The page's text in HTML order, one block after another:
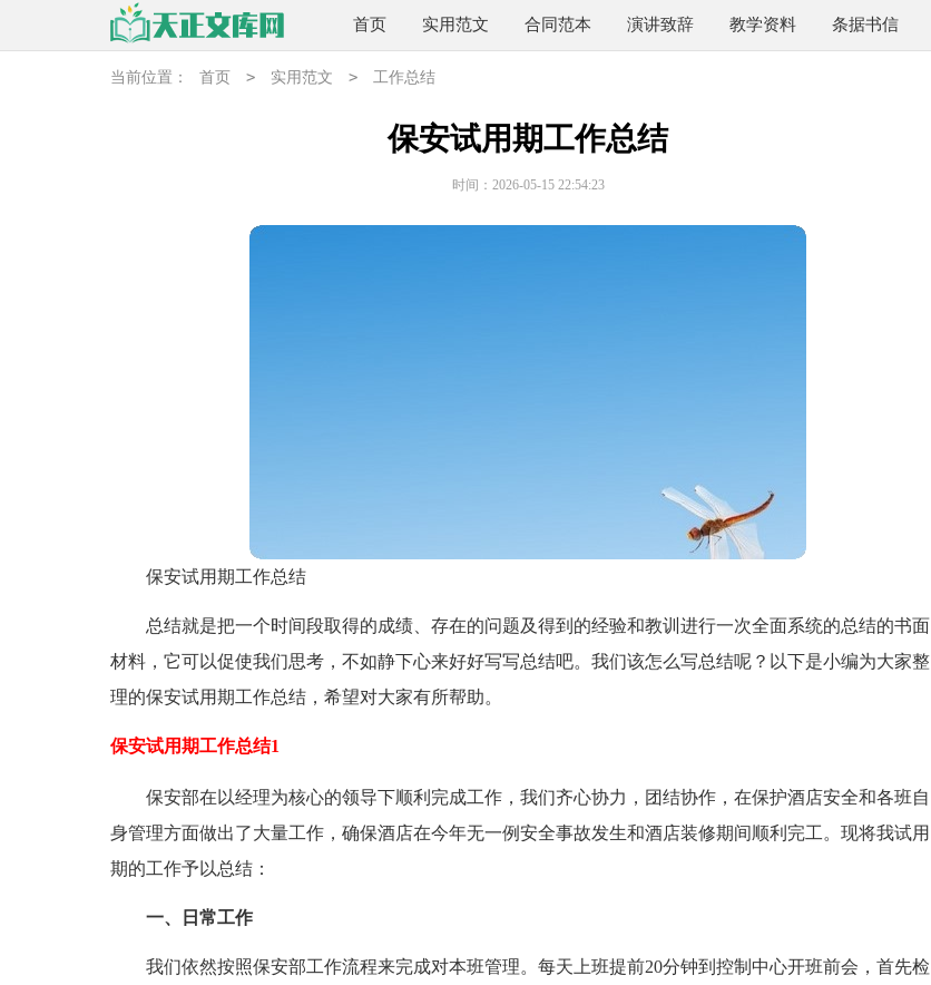
首页 实用范文 合同范本 演讲致辞 教学资料 条据书信
当前位置： 首页 > 实用范文 > 工作总结
保安试用期工作总结
时间：2026-05-15 22:54:23
保安试用期工作总结
总结就是把一个时间段取得的成绩、存在的问题及得到的经验和教训进行一次全面系统的总结的书面
材料，它可以促使我们思考，不如静下心来好好写写总结吧。我们该怎么写总结呢？以下是小编为大家整
理的保安试用期工作总结，希望对大家有所帮助。
保安试用期工作总结1
保安部在以经理为核心的领导下顺利完成工作，我们齐心协力，团结协作，在保护酒店安全和各班自
身管理方面做出了大量工作，确保酒店在今年无一例安全事故发生和酒店装修期间顺利完工。现将我试用
期的工作予以总结：
一、日常工作
我们依然按照保安部工作流程来完成对本班管理。每天上班提前20分钟到控制中心开班前会，首先检